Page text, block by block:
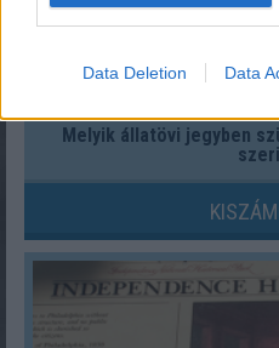
Data Deletion Data
Melyik állatövi jegyben